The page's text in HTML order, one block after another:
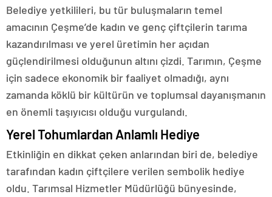
Belediye yetkilileri, bu tür buluşmaların temel
amacının Çeşme’de kadın ve genç çiftçilerin tarıma
kazandırılması ve yerel üretimin her açıdan
güçlendirilmesi olduğunun altını çizdi. Tarımın, Çeşme
için sadece ekonomik bir faaliyet olmadığı, aynı
zamanda köklü bir kültürün ve toplumsal dayanışmanın
en önemli taşıyıcısı olduğu vurgulandı.
Yerel Tohumlardan Anlamlı Hediye
Etkinliğin en dikkat çeken anlarından biri de, belediye
tarafından kadın çiftçilere verilen sembolik hediye
oldu. Tarımsal Hizmetler Müdürlüğü bünyesinde,